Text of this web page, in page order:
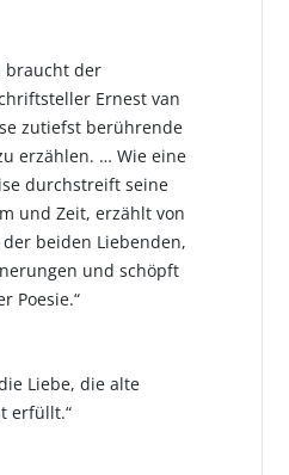
braucht der
Ernest van
zutiefst berührende
erzählen. … Wie eine
durchstreift seine
und Zeit, erzählt von
beiden Liebenden,
und schöpft
Poesie.“
Liebe, die alte
erfüllt.“